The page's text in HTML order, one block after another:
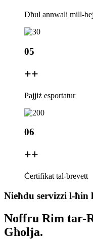
Dħul annwali mill-
05
++
Pajjiż esportatur
06
++
Ċertifikat tal-brevett
Nieħdu servizzi l-ħin
Noffru Rim tar-
Għolja.